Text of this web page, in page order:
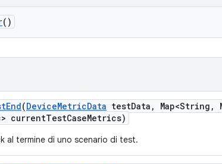
()
End(DeviceMetricData testData , Map<String ,
currentTestCaseMetrics)
al termine di uno scenario di test.